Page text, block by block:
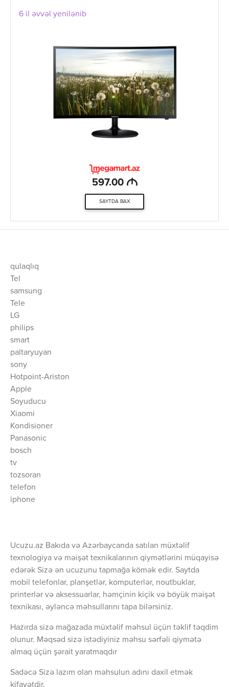
6 il əvvəl yenilənib
597.00 M
SAYTDA BAX
qulaqlıq
Tel
samsung
Tele
LG
philips
smart
paltaryuyan
sony
Hotpoint-Ariston
Apple
Soyuducu
Xiaomi
Kondisioner
Panasonic
bosch
tv
tozsoran
telefon
iphone
Ucuzu.az Bakıda və Azərbaycanda satılan müxtəlif
texnologiya və məişət texnikalarının qiymətlərini müqayisə
edərək Sizə ən ucuzunu tapmağa kömək edir. Saytda
mobil telefonlar, planşetlər, komputerlər, noutbuklar,
printerlər və aksessuarlar, həmçinin kiçik və böyük məişət
texnikası, əyləncə məhsullarını tapa bilərsiniz.
Hazırda sizə mağazada müxtəlif məhsul üçün təklif təqdim
olunur. Məqsəd sizə istədiyiniz məhsu sərfəli qiymətə
almaq üçün şərait yaratmaqdır
Sadəcə Sizə lazım olan məhsulun adını daxil etmək
kifayətdir.